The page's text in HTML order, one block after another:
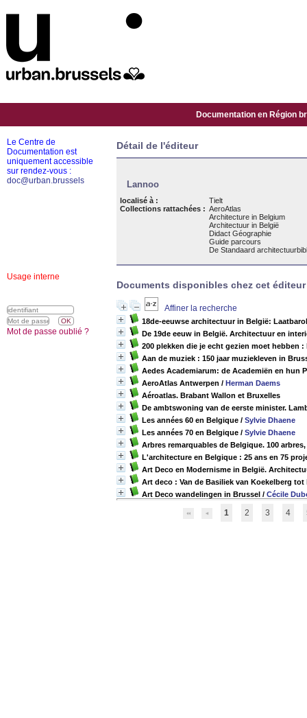
Documentation en Région
Détail de l'éditeur
Lannoo
localisé à :
Tielt
Collections rattachées : AeroAtlas
Architecture in Belgium
Architectuur in België
Didact Géographie
Guide parcours
De Standaard
Documents disponibles chez cet éditeur
Affiner la recherche
18de-eeuwse architectuur in België:
De 19de eeuw in België. Architectuur en
200 plekken die je echt gezien moet hebben :
Aan de muziek : 150 jaar muziekleven in
Aedes Academiarum: de Academiën en hun
AeroAtlas Antwerpen / Herman Daems
Aéroatlas. Brabant Wallon et Bruxelles
De ambtswoning van de eerste minister.
Les années 60 en Belgique / Sylvie Dhaene
Les années 70 en Belgique / Sylvie Dhaene
Arbres remarquables de Belgique. 100
L'architecture en Belgique : 25 ans en 75
Art Deco en Modernisme in België.
Art deco : Van de Basiliek van Koekelberg
Art Deco wandelingen in Brussel / Cécile
1 2 3 4
Le Centre de
Documentation est
uniquement accessible
sur rendez-vous :
doc@urban.brussels
Usage interne
Mot de passe oublié ?